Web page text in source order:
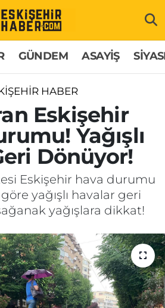
GÜNDEM ASAYİŞ
HABER
Eskişehir
Yağışlı
Dönüyor!
Eskişehir hava durumu
yağışlı havalar geri
yağışlara dikkat!
Yoğunluk Haritası
Durumu ve Fikstür